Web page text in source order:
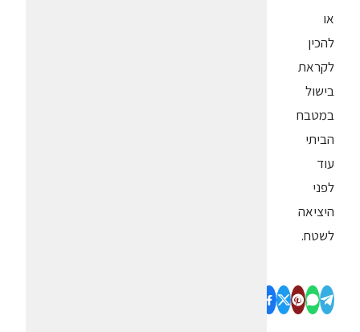
או
להכין
לקראת
בישול
במטבח
הביתי
עוד
לפני
היציאה
לשטח.